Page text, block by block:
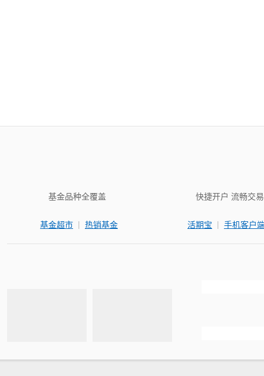
基金品种全覆盖
基金超市 | 热销基金
快捷开户 流畅交易
活期宝 | 手机客户